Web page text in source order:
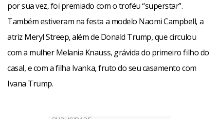
por sua vez, foi premiado com o troféu “superstar”.
Também estiveram na festa a modelo Naomi Campbell, a
atriz Meryl Streep, além de Donald Trump, que circulou
com a mulher Melania Knauss, grávida do primeiro filho do
casal, e com a filha Ivanka, fruto do seu casamento com
Ivana Trump.